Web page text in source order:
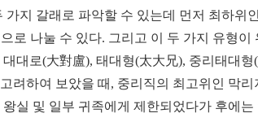
가지 갈래로 파악할 수 있는데 먼저 최하
로 나눌 수 있다. 그리고 이 두 가지 유형
대로(大對盧), 태대형(太大兄), 중리태대
려하여 보았을 때, 중리직의 최고위인 막
실 및 일부 귀족에게 제한되었다가 후에